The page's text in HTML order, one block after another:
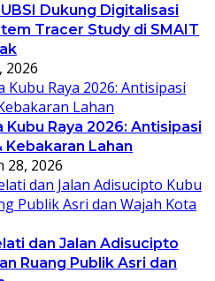
Dukung Digitalisasi
Tracer Study di SMAIT
2026
Raya 2026: Antisipasi
Kebakaran Lahan
28, 2026
dan Jalan Adisucipto
Ruang Publik Asri dan